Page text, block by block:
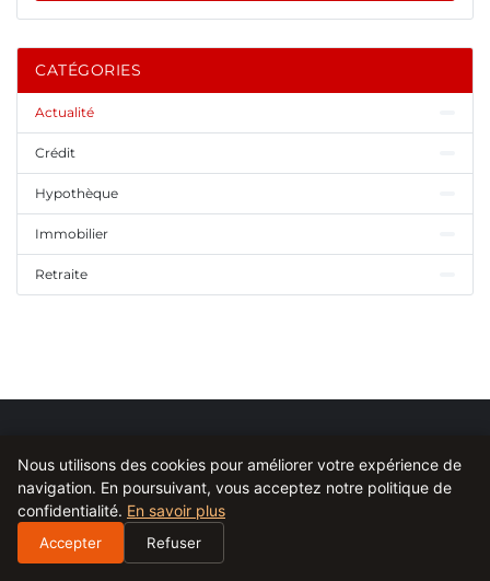
CATÉGORIES
Actualité
Crédit
Hypothèque
Immobilier
Retraite
LE RACHAT DE CRÉDIT POUR LES RETRAITÉS
Votre source d'information quotidienne pour les dernières actualités,
tendances et analyses.
Nous utilisons des cookies pour améliorer votre expérience de
navigation. En poursuivant, vous acceptez notre politique de
confidentialité. En savoir plus
Accepter Refuser